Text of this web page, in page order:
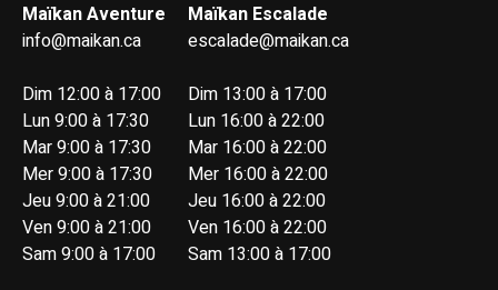
Maïkan Aventure
info@maikan.ca
Dim 12:00 à 17:00
Lun 9:00 à 17:30
Mar 9:00 à 17:30
Mer 9:00 à 17:30
Jeu 9:00 à 21:00
Ven 9:00 à 21:00
Sam 9:00 à 17:00
Maïkan Escalade
escalade@maikan.ca
Dim 13:00 à 17:00
Lun 16:00 à 22:00
Mar 16:00 à 22:00
Mer 16:00 à 22:00
Jeu 16:00 à 22:00
Ven 16:00 à 22:00
Sam 13:00 à 17:00